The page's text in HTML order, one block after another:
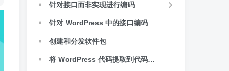
针对接口而非实现进行编码
针对 WordPress 中的接口编码
创建和分发软件包
将 WordPress 代码提取到代码包中